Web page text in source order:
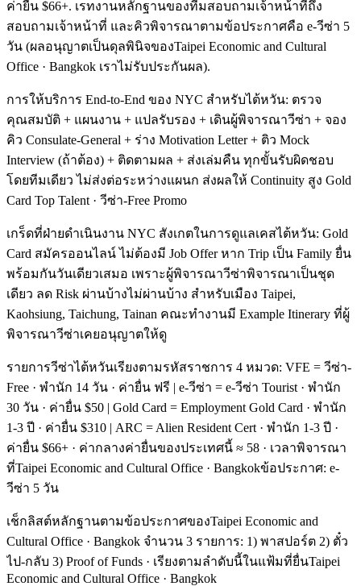
ค่ายื่น $66+. เรทงานหลักฐานของทีมสอบถามเจ้าหน้าที่ถึง
สอบถามเจ้าหน้าที่ และคิวพิจารณาตามข้อประกาศคือ e-วีซ่า 5
วัน (ผลอนุญาตเป็นดุลพินิจของTaipei Economic and Cultural
Office · Bangkok เราไม่รับประกันผล).
การให้บริการ End-to-End ของ NYC สำหรับไต้หวัน: ตรวจ
คุณสมบัติ + แผนงาน + แปลรับรอง + เดินผู้พิจารณาวีซ่า + จอง
คิว Consulate-General + ร่าง Motivation Letter + ติว Mock
Interview (ถ้าต้อง) + ติดตามผล + ส่งเล่มคืน ทุกขั้นรับผิดชอบ
โดยทีมเดียว ไม่ส่งต่อระหว่างแผนก ส่งผลให้ Continuity สูง Gold
Card Top Talent · วีซ่า-Free Promo
เกร็ดที่ฝ่ายดำเนินงาน NYC สังเกตในการดูแลเคสไต้หวัน: Gold
Card สมัครออนไลน์ ไม่ต้องมี Job Offer หาก Trip เป็น Family ยื่น
พร้อมกันวันเดียวเสมอ เพราะผู้พิจารณาวีซ่าพิจารณาเป็นชุด
เดียว ลด Risk ผ่านบ้างไม่ผ่านบ้าง สำหรับเมือง Taipei,
Kaohsiung, Taichung, Tainan คณะทำงานมี Example Itinerary ที่ผู้
พิจารณาวีซ่าเคยอนุญาตให้ดู
รายการวีซ่าไต้หวันเรียงตามรหัสราชการ 4 หมวด: VFE = วีซ่า-
Free · พำนัก 14 วัน · ค่ายื่น ฟรี | e-วีซ่า = e-วีซ่า Tourist · พำนัก
30 วัน · ค่ายื่น $50 | Gold Card = Employment Gold Card · พำนัก
1-3 ปี · ค่ายื่น $310 | ARC = Alien Resident Cert · พำนัก 1-3 ปี ·
ค่ายื่น $66+ · ค่ากลางค่ายื่นของประเทศนี้ ≈ 58 · เวลาพิจารณา
ที่Taipei Economic and Cultural Office · Bangkokข้อประกาศ: e-
วีซ่า 5 วัน
เช็กลิสต์หลักฐานตามข้อประกาศของTaipei Economic and
Cultural Office · Bangkok จำนวน 3 รายการ: 1) พาสปอร์ต 2) ตั๋ว
ไป-กลับ 3) Proof of Funds · เรียงตามลำดับนี้ในแฟ้มที่ยื่นTaipei
Economic and Cultural Office · Bangkok